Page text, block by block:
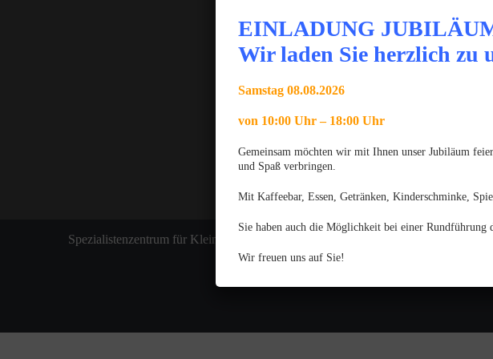
Medicine &
JUNI 2025
Gratulation
Gratulation
Spezialistenzentrum für Kleintiere
EINLADUNG
Wir laden Sie herzlich zu
Samstag 08.08.2026
von 10:00 Uhr – 18:00 Uhr
Gemeinsam möchten wir mit Ihnen unser Jubiläum
und Spaß verbringen.
Mit Kaffeebar, Essen, Getränken, Kinderschminke,
Sie haben auch die Möglichkeit bei einer Rundführung
Wir freuen uns auf Sie!